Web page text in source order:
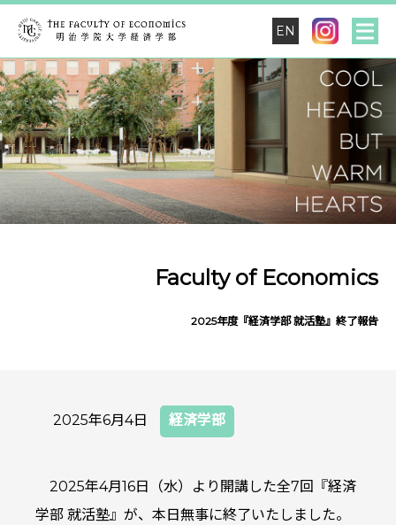
EN
Faculty of Economics
2025年度『経済学部 就活塾』終了報告
2025年6月4日 経済学部
2025年4月16日（水）より開講した全7回『経済
学部 就活塾』が、本日無事に終了いたしました。